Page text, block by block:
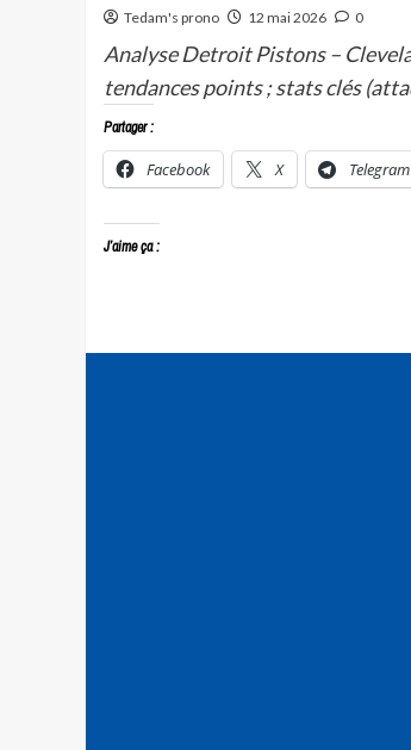
Tedam's prono 12 mai 2026 0
Analyse Detroit Pistons –
tendances points ; stats clés
Partager :
Facebook X Telegram
J’aime ça :